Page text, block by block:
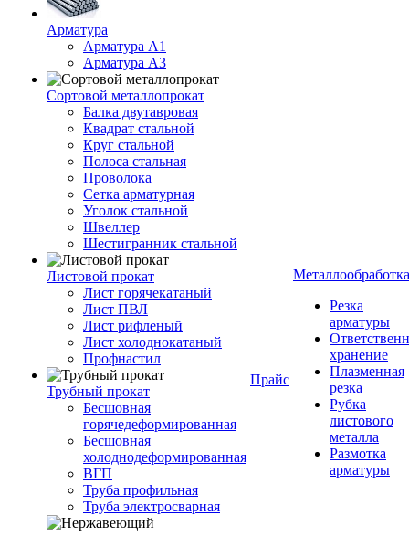
Арматура
Арматура A1
Арматура А3
Сортовой металлопрокат
Балка двутавровая
Квадрат стальной
Круг стальной
Полоса стальная
Проволока
Сетка арматурная
Уголок стальной
Швеллер
Шестигранник стальной
Листовой прокат
Лист горячекатаный
Лист ПВЛ
Лист рифленый
Лист холоднокатаный
Профнастил
Трубный прокат
Бесшовная
горячедеформированная
Бесшовная
холоднодеформированная
ВГП
Труба профильная
Труба электросварная
Прайс
Металлообработка
Резка
арматуры
хранение
Плазменная
резка
Рубка
листового
металла
Размотка
арматуры